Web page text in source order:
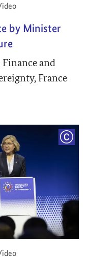
by Minister
and
France